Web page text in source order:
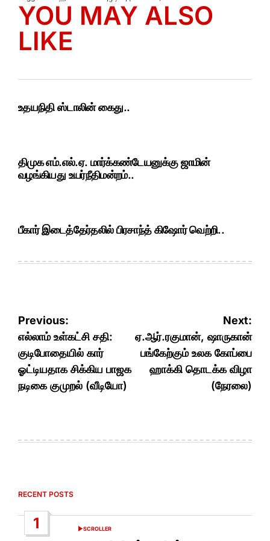
YOU MAY ALSO
LIKE
உதயநிதி ஸ்டாலின் கைது..
திமுக எம்.எல்.ஏ. மார்க்கண்டேயனுக்கு ஜாமின்
வழங்கியது உயர்நீதிமன்றம்..
பீகார் இடைத்தேர்தலில் பிரசாந்த் கிஷோர் வெற்றி..
Post
navigation
Previous:
எல்லாம் உள்கட்சி சதி:
குடிபோதையில் கார்
ஓட்டியதாக சிக்கிய பாஜக
நடிகை குமுறல் (வீடியோ)
Next:
ஏ.ஆர்.ரகுமான், ஷாருகான்
பங்கேற்கும் உலக கோப்பை
ஹாக்கி தொடக்க விழா
(நேரலை)
RECENT POSTS
1
POSTED
SCROLLER